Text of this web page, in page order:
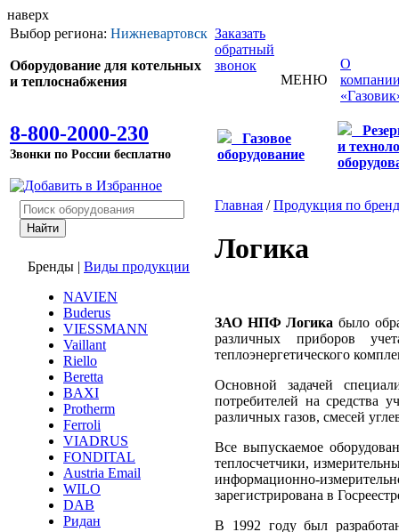
наверх
Выбор региона: Нижневартовск
Оборудование для котельных
и теплоснабжения
8-800-2000-230
Звонки по России бесплатно
Заказать
обратный
звонок
МЕНЮ
О
Газовое
оборудование
и
Бренды | Виды продукции
NAVIEN
Buderus
VIESSMANN
Vaillant
Riello
Beretta
BAXI
Protherm
Ferroli
VIADRUS
FONDITAL
Austria Email
WILO
DAB
Ридан
Главная /Продукция по
Логика
ЗАО НПФ Логика было
различных приборов
теплоэнергетического
Основной задачей
потребителей на средства
различных газов, смесей
Все выпускаемое
теплосчетчики,
информационно-
зарегистрирована в
В 1992 году был